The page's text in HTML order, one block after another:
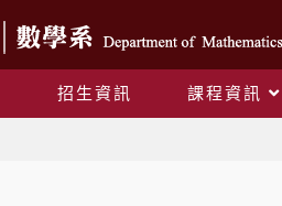
招生資訊 課程資訊